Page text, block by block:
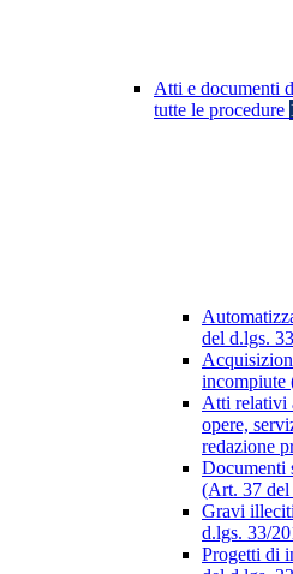
Atti e documenti
tutte le procedure
del d.lgs.
incompiute
Atti relativi
opere,
redazione
Documenti
(Art. 37 del
Gravi
d.lgs. 33/
Progetti di